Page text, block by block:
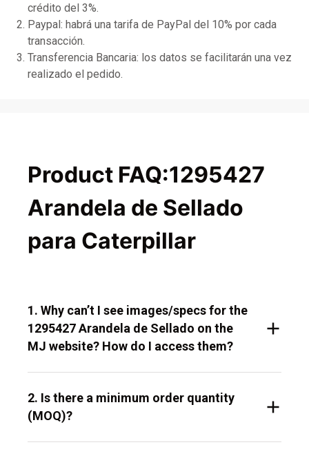
crédito del 3%.
Paypal: habrá una tarifa de PayPal del 10% por cada
transacción.
Transferencia Bancaria: los datos se facilitarán una vez
realizado el pedido.
Product FAQ:1295427
Arandela de Sellado
para Caterpillar
1. Why can’t I see images/specs for the
1295427 Arandela de Sellado on the
MJ website? How do I access them?
2. Is there a minimum order quantity
(MOQ)?